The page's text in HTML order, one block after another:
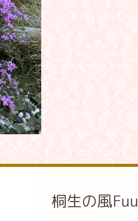
桐生の風Fuu